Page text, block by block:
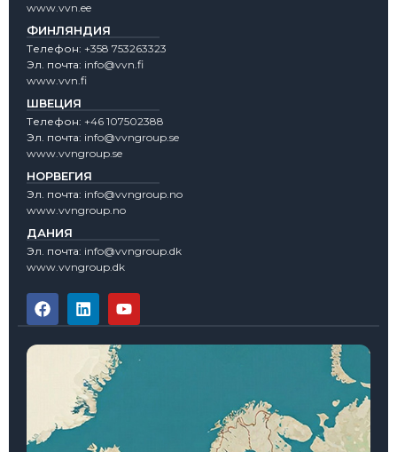
www.vvn.ee
ФИНЛЯНДИЯ
Tелефон: +358 753263323
Эл. почта: info@vvn.fi
www.vvn.fi
ШВЕЦИЯ
Tелефон: +46 107502388
Эл. почта: info@vvngroup.se
www.vvngroup.se
НОРВЕГИЯ
Эл. почта: info@vvngroup.no
www.vvngroup.no
ДАНИЯ
Эл. почта: info@vvngroup.dk
www.vvngroup.dk